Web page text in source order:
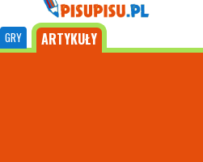
GRY ARTYKUŁY